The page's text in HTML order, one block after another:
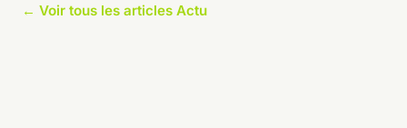
← Voir tous les articles Actu